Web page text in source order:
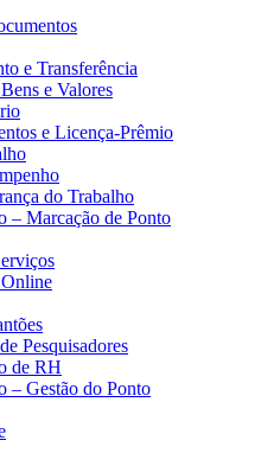
e Transferência
e Valores
e Licença-Prêmio
do Trabalho
– Marcação de Ponto
Pesquisadores
de RH
– Gestão do Ponto